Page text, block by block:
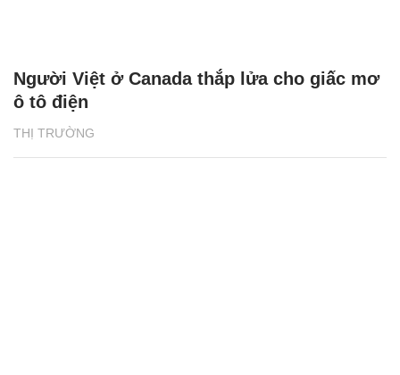
THỊ TRƯỜNG
Người Việt ở Canada thắp lửa cho giấc mơ
ô tô điện